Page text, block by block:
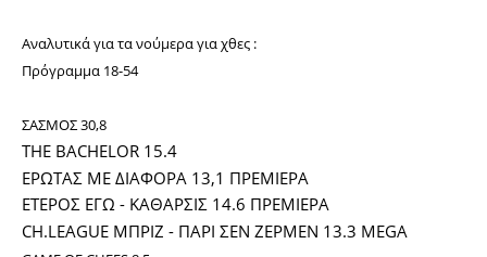
Αναλυτικά για τα νούμερα για χθες :
Πρόγραμμα 18-54
ΣΑΣΜΟΣ 30,8
THE BACHELOR 15.4
ΕΡΩΤΑΣ ΜΕ ΔΙΑΦΟΡΑ 13,1 ΠΡΕΜΙΕΡΑ
ΕΤΕΡΟΣ ΕΓΩ - ΚΑΘΑΡΣΙΣ 14.6 ΠΡΕΜΙΕΡΑ
CH.LEAGUE ΜΠΡΙΖ - ΠΑΡΙ ΣΕΝ ΖΕΡΜΕΝ 13.3 MEGA